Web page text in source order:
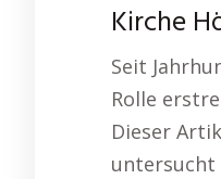
Kirche
Seit
Rolle
Dieser
untersucht